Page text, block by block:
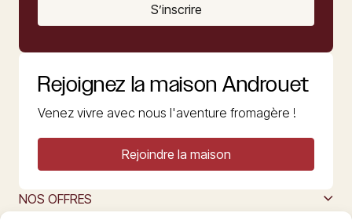
S’inscrire
Rejoignez la maison Androuet
Venez vivre avec nous l'aventure fromagère !
Rejoindre la maison
NOS OFFRES